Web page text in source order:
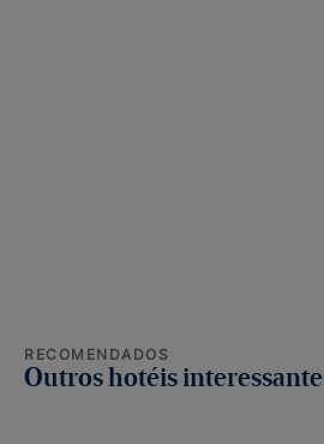
RECOMENDADOS
Outros hotéis